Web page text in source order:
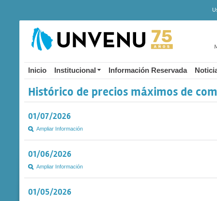
Inicio Institucional Información Reservada
Histórico de precios máximos de
01/07/2026
Ampliar Información
01/06/2026
Ampliar Información
01/05/2026